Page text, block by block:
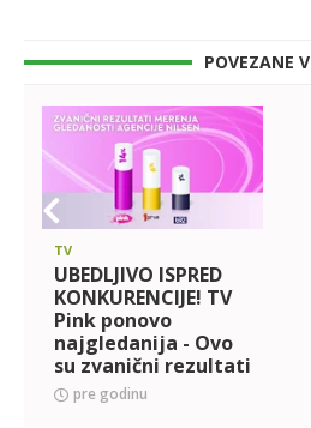
POVEZANE
TV
UBEDLJIVO ISPRED
KONKURENCIJE! TV
Pink ponovo
najgledanija - Ovo
su zvanični rezultati
pre godinu